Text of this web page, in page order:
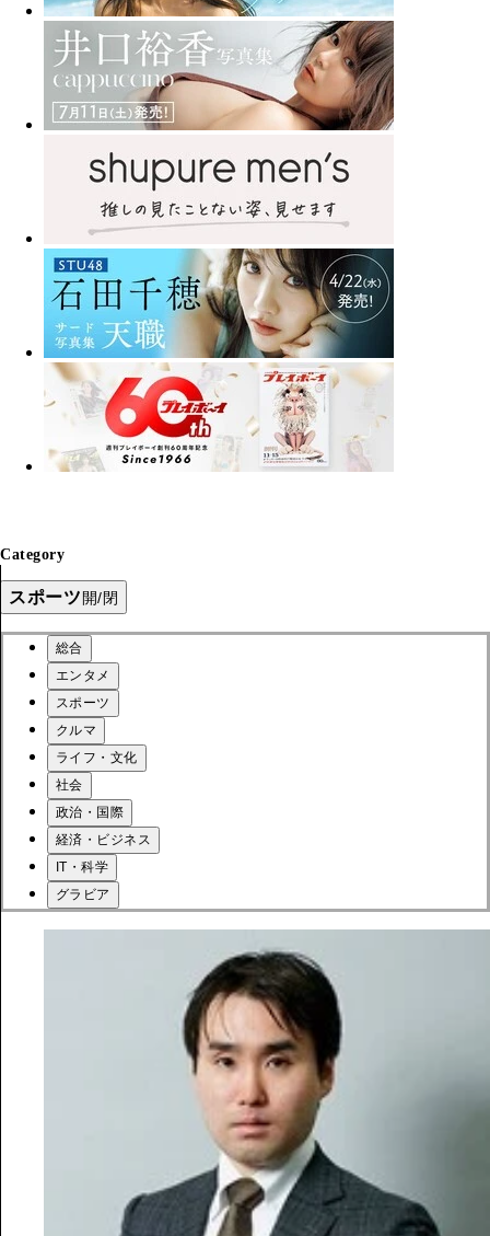
Category
スポーツ開/閉
総合
エンタメ
スポーツ
クルマ
ライフ・文化
社会
政治・国際
経済・ビジネス
IT・科学
グラビア